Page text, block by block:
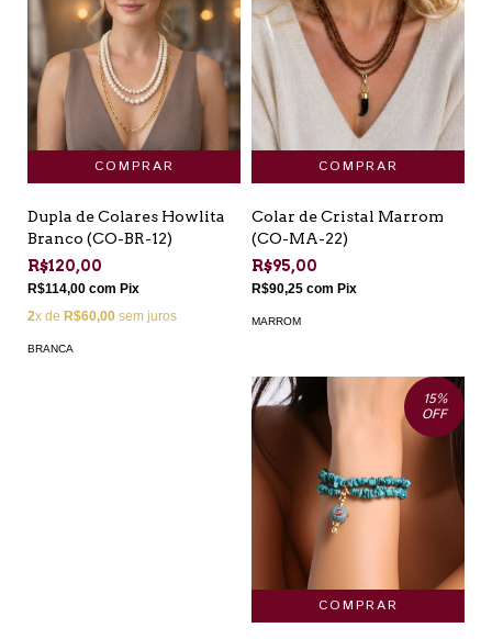
Dupla de Colares Howlita
Branco (CO-BR-12)
R$120,00
R$114,00 com Pix
2x de R$60,00 sem juros
BRANCA
Colar de Cristal Marrom
(CO-MA-22)
R$95,00
R$90,25 com Pix
MARROM
15%
OFF